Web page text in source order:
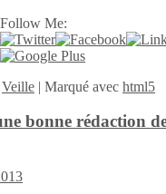
Follow Me:
Veille | Marqué avec html5
bonne rédaction